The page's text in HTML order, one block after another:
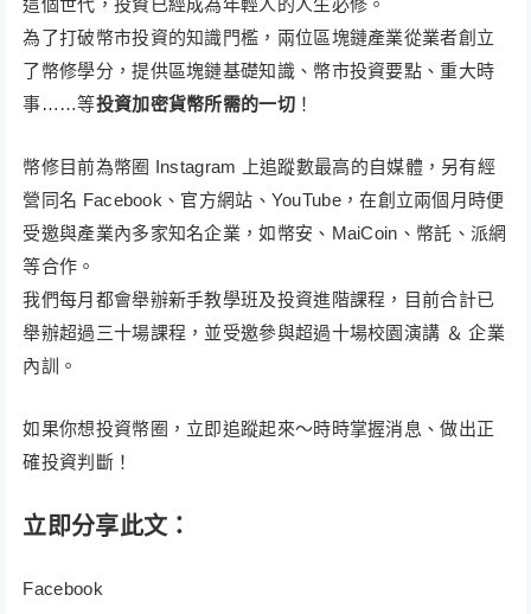
為了打破幣市投資的知識門檻，兩位區塊鏈產業從業者創立
了幣修學分，提供區塊鏈基礎知識、幣市投資要點、重大時
事……等投資加密貨幣所需的一切 ！​
幣修目前為幣圈 Instagram 上追蹤數最高的自媒體，另有經
營同名 Facebook、官方網站、YouTube，在創立兩個月時便
受邀與產業內多家知名企業，如幣安、MaiCoin、幣託、派網
等合作。
我們每月都會舉辦新手教學班及投資進階課程，目前合計已
舉辦超過三十場課程，並受邀參與超過十場校園演講 ＆ 企業
內訓。
如果你想投資幣圈，立即追蹤起來～時時掌握消息、做出正
確投資判斷！
立即分享此文：
Facebook